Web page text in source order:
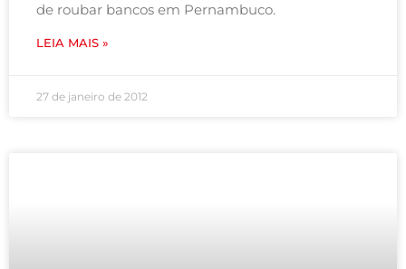
de roubar bancos em Pernambuco.
LEIA MAIS »
27 de janeiro de 2012